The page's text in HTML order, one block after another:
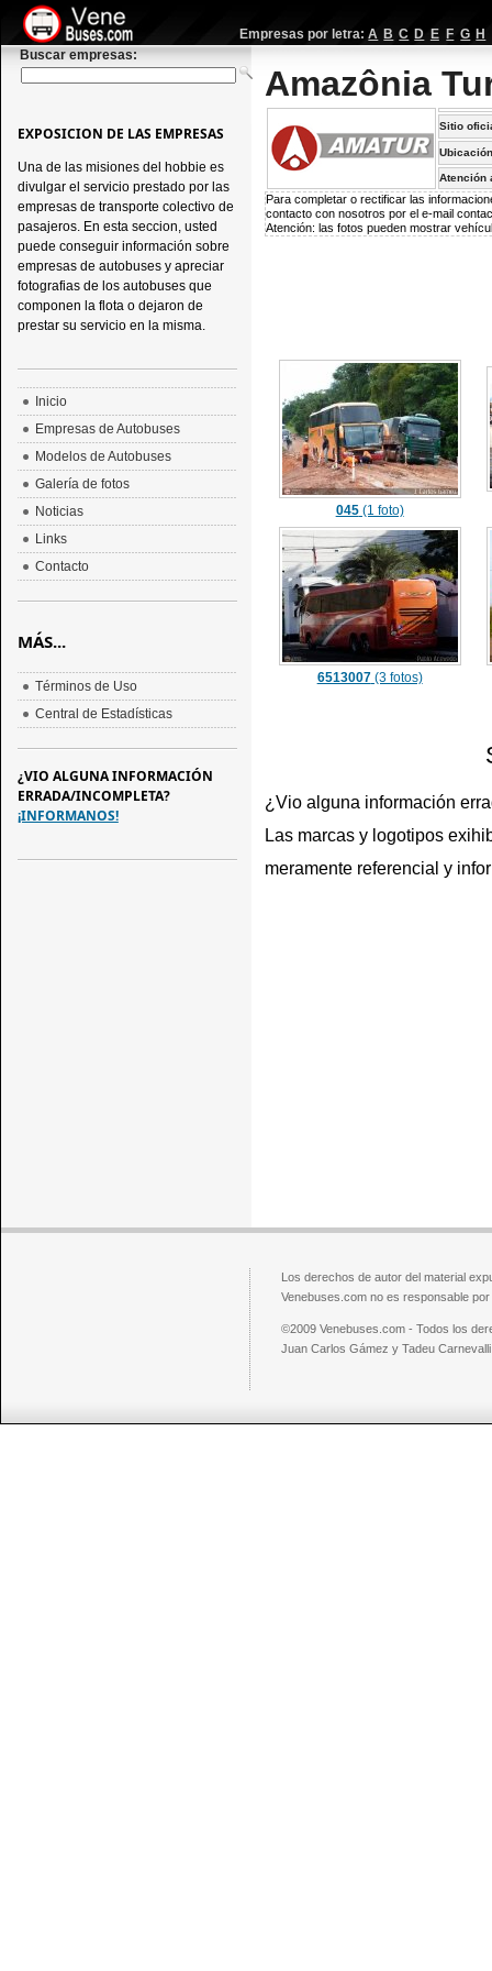
Empresas por letra: A B C D E F G H
Buscar empresas:
Amazônia
Sitio
Atención
Para completar o rectificar las
contacto con nosotros por el e-mail
Atención: las fotos pueden mostrar
045(1 foto)
6513007(3 fotos)
¿Vio alguna información
Las marcas y logotipos
meramente referencial y
EXPOSICION DE LAS EMPRESAS
Una de las misiones del hobbie es
divulgar el servicio prestado por las
empresas de transporte colectivo de
pasajeros. En esta seccion, usted
puede conseguir información sobre
empresas de autobuses y apreciar
fotografias de los autobuses que
componen la flota o dejaron de
prestar su servicio en la misma.
Inicio
Empresas de Autobuses
Modelos de Autobuses
Galería de fotos
Noticias
Links
Contacto
MÁS...
Términos de Uso
Central de Estadísticas
¿VIO ALGUNA INFORMACIÓN
ERRADA/INCOMPLETA?
¡INFORMANOS!
Los derechos de autor del material
Venebuses.com no es responsable
©2009 Venebuses.com - Todos los
Juan Carlos Gámez y Tadeu Carnevalli